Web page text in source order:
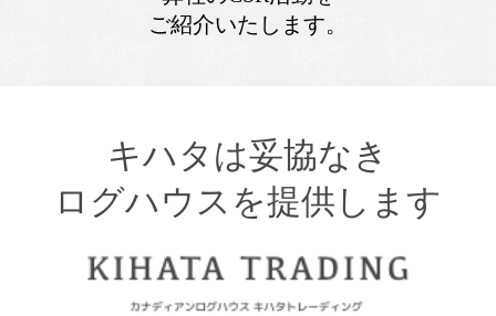
ご紹介いたします。
キハタは妥協なき
ログハウスを提供します